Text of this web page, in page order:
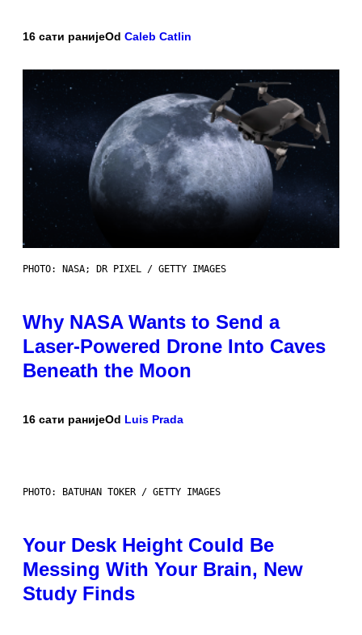
16 сати ранијеOd Caleb Catlin
PHOTO: NASA; DR PIXEL / GETTY IMAGES
Why NASA Wants to Send a
Laser-Powered Drone Into Caves
Beneath the Moon
16 сати ранијеOd Luis Prada
PHOTO: BATUHAN TOKER / GETTY IMAGES
Your Desk Height Could Be
Messing With Your Brain, New
Study Finds